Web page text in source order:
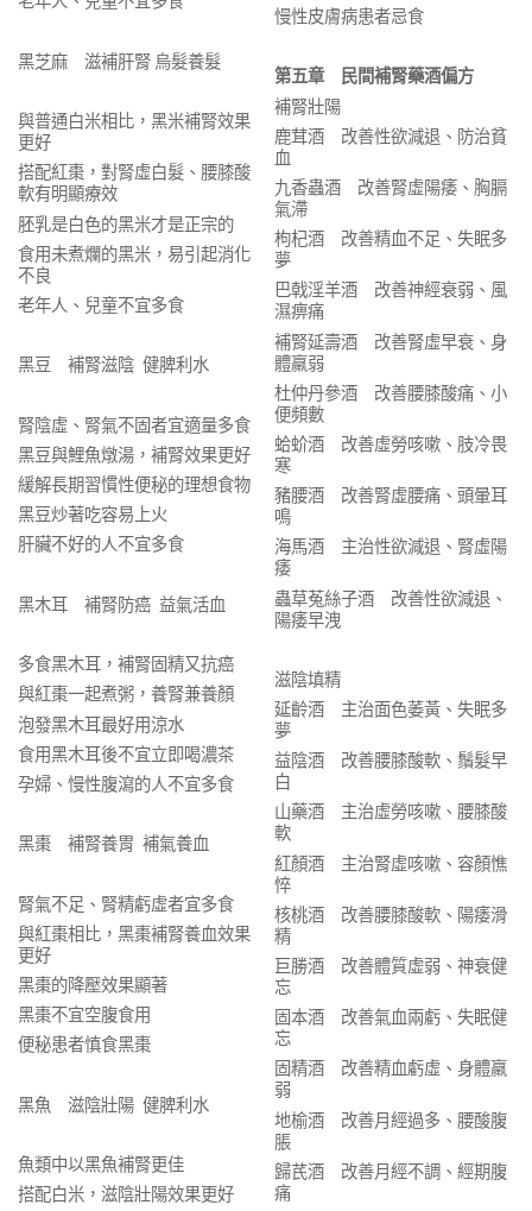
黑芝麻 滋補肝腎 烏髮養髮
與普通白米相比，黑米補腎效果
更好
搭配紅棗，對腎虛白髮、腰膝酸
軟有明顯療效
胚乳是白色的黑米才是正宗的
食用未煮爛的黑米，易引起消化
不良
老年人、兒童不宜多食
黑豆 補腎滋陰 健脾利水
腎陰虛、腎氣不固者宜適量多食
黑豆與鯉魚燉湯，補腎效果更好
緩解長期習慣性便秘的理想食物
黑豆炒著吃容易上火
肝臟不好的人不宜多食
黑木耳 補腎防癌 益氣活血
多食黑木耳，補腎固精又抗癌
與紅棗一起煮粥，養腎兼養顏
泡發黑木耳最好用涼水
食用黑木耳後不宜立即喝濃茶
孕婦、慢性腹瀉的人不宜多食
黑棗 補腎養胃 補氣養血
腎氣不足、腎精虧虛者宜多食
與紅棗相比，黑棗補腎養血效果
更好
黑棗的降壓效果顯著
黑棗不宜空腹食用
便秘患者慎食黑棗
黑魚 滋陰壯陽 健脾利水
魚類中以黑魚補腎更佳
搭配白米，滋陰壯陽效果更好
慢性皮膚病患者忌食
第五章 民間補腎藥酒偏方
補腎壯陽
鹿茸酒 改善性欲減退、防治貧
血
九香蟲酒 改善腎虛陽痿、胸膈
氣滯
枸杞酒 改善精血不足、失眠多
夢
巴戟淫羊酒 改善神經衰弱、風
濕痹痛
補腎延壽酒 改善腎虛早衰、身
體羸弱
杜仲丹參酒 改善腰膝酸痛、小
便頻數
蛤蚧酒 改善虛勞咳嗽、肢冷畏
寒
豬腰酒 改善腎虛腰痛、頭暈耳
鳴
海馬酒 主治性欲減退、腎虛陽
痿
蟲草菟絲子酒 改善性欲減退、
陽痿早洩
滋陰填精
延齡酒 主治面色萎黃、失眠多
夢
益陰酒 改善腰膝酸軟、鬚髮早
白
山藥酒 主治虛勞咳嗽、腰膝酸
軟
紅顏酒 主治腎虛咳嗽、容顏憔
悴
核桃酒 改善腰膝酸軟、陽痿滑
精
巨勝酒 改善體質虛弱、神衰健
忘
固本酒 改善氣血兩虧、失眠健
忘
固精酒 改善精血虧虛、身體羸
弱
地榆酒 改善月經過多、腰酸腹
脹
歸芪酒 改善月經不調、經期腹
痛